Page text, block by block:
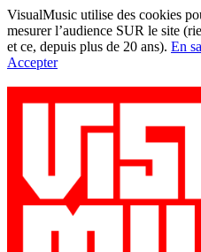
VisualMusic utilise des cookies
mesurer l’audience SUR le site
et ce, depuis plus de 20 ans). En
Accepter